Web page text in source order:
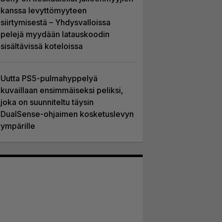
kanssa levyttömyyteen
siirtymisestä – Yhdysvalloissa
pelejä myydään latauskoodin
sisältävissä koteloissa
Uutta PS5-pulmahyppelyä
kuvaillaan ensimmäiseksi peliksi,
joka on suunniteltu täysin
DualSense-ohjaimen kosketuslevyn
ympärille